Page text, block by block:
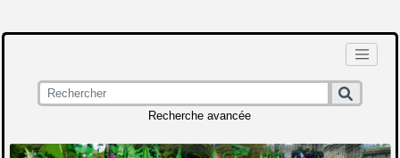
Recherche avancée